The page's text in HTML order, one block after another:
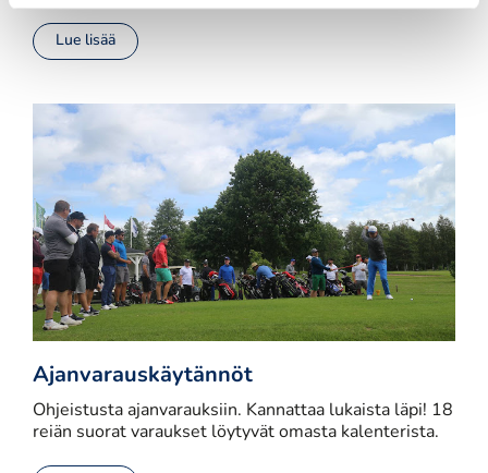
Lue lisää
Ajanvarauskäytännöt
Ohjeistusta ajanvarauksiin. Kannattaa lukaista läpi! 18
reiän suorat varaukset löytyvät omasta kalenterista.